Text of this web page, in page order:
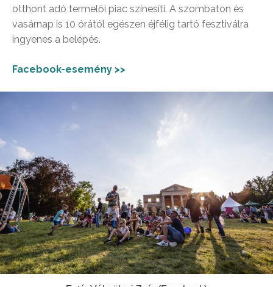
otthont adó termelői piac színesíti. A szombaton és
vasárnap is 10 órától egészen éjfélig tartó fesztiválra
ingyenes a belépés.
Facebook-esemény >>